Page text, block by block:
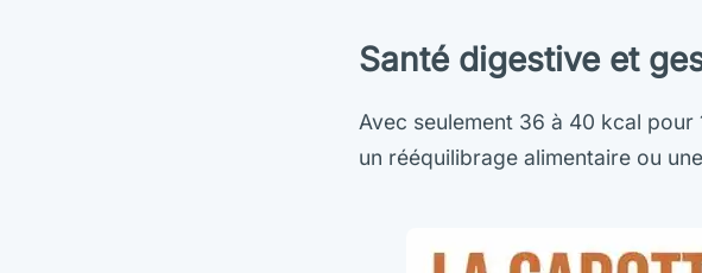
Santé digestive et
Avec seulement 36 à 40 kcal
un rééquilibrage alimentaire ou